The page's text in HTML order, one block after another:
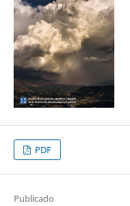
PDF
Publicado